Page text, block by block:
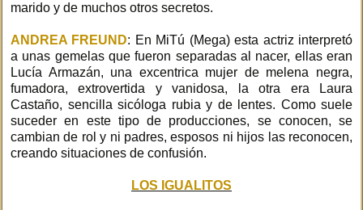
marido y de muchos otros secretos.
ANDREA FREUND: En MiTú (Mega) esta actriz interpretó
a unas gemelas que fueron separadas al nacer, ellas eran
Lucía Armazán, una excentrica mujer de melena negra,
fumadora, extrovertida y vanidosa, la otra era Laura
Castaño, sencilla sicóloga rubia y de lentes. Como suele
suceder en este tipo de producciones, se conocen, se
cambian de rol y ni padres, esposos ni hijos las reconocen,
creando situaciones de confusión.
LOS IGUALITOS